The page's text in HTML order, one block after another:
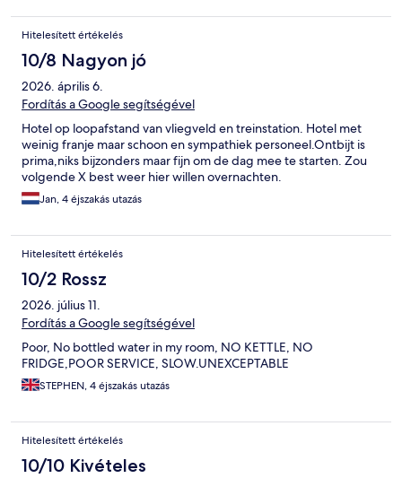
tram stop (Parc Pheonix). Would go there again!
Hitelesített értékelés
10/8 Nagyon jó
2026. április 6.
Fordítás a Google segítségével
Hotel op loopafstand van vliegveld en treinstation. Hotel met
weinig franje maar schoon en sympathiek personeel.Ontbijt is
prima,niks bijzonders maar fijn om de dag mee te starten. Zou
volgende X best weer hier willen overnachten.
Jan, 4 éjszakás utazás
Hitelesített értékelés
10/2 Rossz
2026. július 11.
Fordítás a Google segítségével
Poor, No bottled water in my room, NO KETTLE, NO
FRIDGE,POOR SERVICE, SLOW.UNEXCEPTABLE
STEPHEN, 4 éjszakás utazás
Hitelesített értékelés
10/10 Kivételes